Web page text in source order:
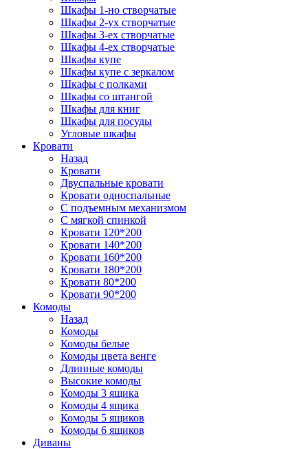
Шкафы 1-но створчатые
Шкафы 2-ух створчатые
Шкафы 3-ех створчатые
Шкафы 4-ех створчатые
Шкафы купе
Шкафы купе с зеркалом
Шкафы с полками
Шкафы со штангой
Шкафы для книг
Шкафы для посуды
Угловые шкафы
Кровати
Назад
Кровати
Двуспальные кровати
Кровати односпальные
С подъемным механизмом
С мягкой спинкой
Кровати 120*200
Кровати 140*200
Кровати 160*200
Кровати 180*200
Кровати 80*200
Кровати 90*200
Комоды
Назад
Комоды
Комоды белые
Комоды цвета венге
Длинные комоды
Высокие комоды
Комоды 3 ящика
Комоды 4 ящика
Комоды 5 ящиков
Комоды 6 ящиков
Диваны